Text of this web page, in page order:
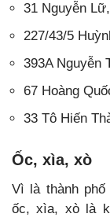
31 Nguyễn
227/43/5
393A Nguyễn
67 Hoàng
33 Tô Hiến
Ốc, xìa, xò
Vì là thành
ốc, xìa, xò là